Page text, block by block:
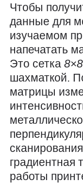
Чтобы
данные для
изучаемом
напечатать
Это сетка 8×8
шахматкой.
матрицы
градиентная
работы